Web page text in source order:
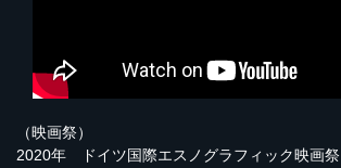
（映画祭）
2020年 ドイツ国際エスノグラフィック映画祭